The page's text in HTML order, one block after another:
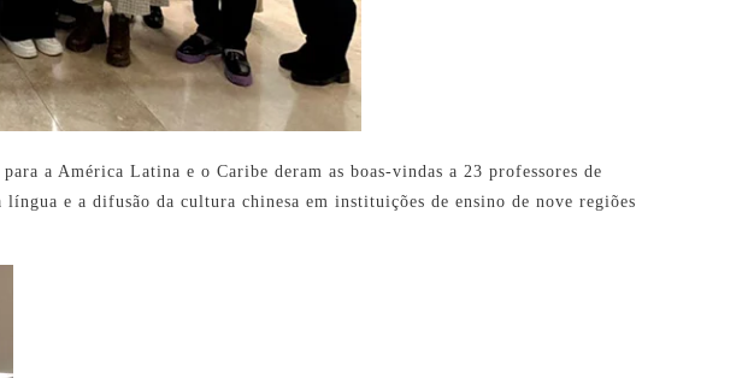
a América Latina e o Caribe deram as boas-vindas a 23 professores de
e a difusão da cultura chinesa em instituições de ensino de nove regiões